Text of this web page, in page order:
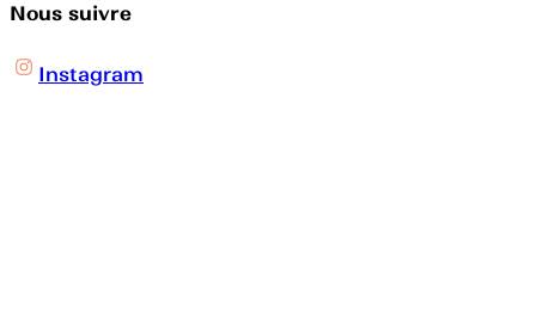
Nous suivre
Instagram